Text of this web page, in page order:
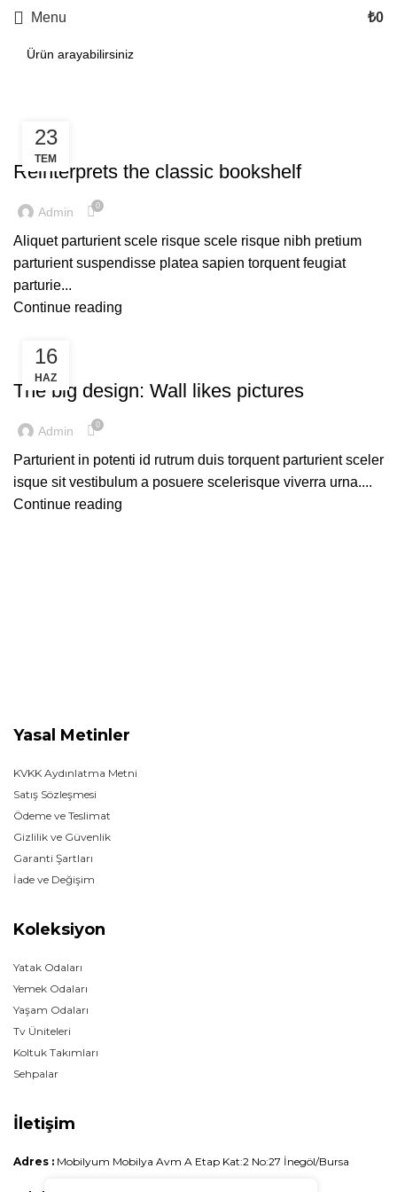
Menu ₺0
23
TEM
DESIGN TRENDS
Reinterprets the classic bookshelf
Admin 0
Aliquet parturient scele risque scele risque nibh pretium
parturient suspendisse platea sapien torquent feugiat
parturie...
Continue reading
16
HAZ
DESIGN TRENDS
The big design: Wall likes pictures
Admin 0
Parturient in potenti id rutrum duis torquent parturient sceler
isque sit vestibulum a posuere scelerisque viverra urna....
Continue reading
Yasal Metinler
KVKK Aydınlatma Metni
Satış Sözleşmesi
Ödeme ve Teslimat
Gizlilik ve Güvenlik
Garanti Şartları
İade ve Değişim
Koleksiyon
Yatak Odaları
Yemek Odaları
Yaşam Odaları
Tv Üniteleri
Koltuk Takımları
Sehpalar
İletişim
Adres : Mobilyum Mobilya Avm A Etap Kat:2 No:27 İnegöl/Bursa